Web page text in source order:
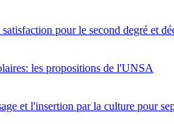
pour le second degré et
les propositions de l'UNSA
et l'insertion par la culture pour